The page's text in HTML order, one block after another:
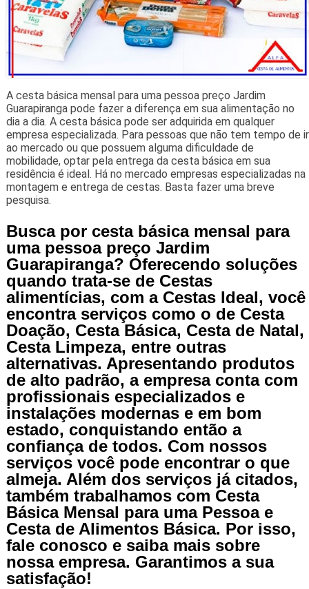
A cesta básica mensal para uma pessoa preço Jardim
Guarapiranga pode fazer a diferença em sua alimentação no
dia a dia. A cesta básica pode ser adquirida em qualquer
empresa especializada. Para pessoas que não tem tempo de ir
ao mercado ou que possuem alguma dificuldade de
mobilidade, optar pela entrega da cesta básica em sua
residência é ideal. Há no mercado empresas especializadas na
montagem e entrega de cestas. Basta fazer uma breve
pesquisa.
Busca por cesta básica mensal para
uma pessoa preço Jardim
Guarapiranga? Oferecendo soluções
quando trata-se de Cestas
alimentícias, com a Cestas Ideal, você
encontra serviços como o de Cesta
Doação, Cesta Básica, Cesta de Natal,
Cesta Limpeza, entre outras
alternativas. Apresentando produtos
de alto padrão, a empresa conta com
profissionais especializados e
instalações modernas e em bom
estado, conquistando então a
confiança de todos. Com nossos
serviços você pode encontrar o que
almeja. Além dos serviços já citados,
também trabalhamos com Cesta
Básica Mensal para uma Pessoa e
Cesta de Alimentos Básica. Por isso,
fale conosco e saiba mais sobre
nossa empresa. Garantimos a sua
satisfação!